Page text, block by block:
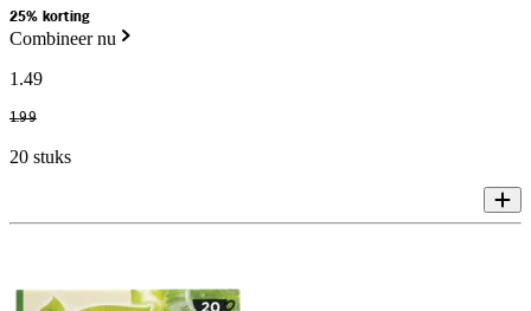
25% korting
Combineer nu
1.49
1.99
20 stuks